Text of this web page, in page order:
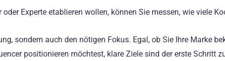
Experte etablieren wollen, können Sie messen, wie viele
sondern auch den nötigen Fokus. Egal, ob Sie Ihre Marke
positionieren möchtest, klare Ziele sind der erste Schritt